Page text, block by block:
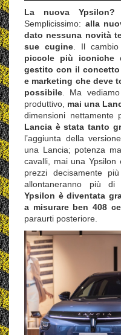
La nuova
Semplicissimo: alla
dato nessuna novità
sue cugine . Il
piccole più iconiche
gestito con il
e marketing che deve
possibile . Ma
produttivo, mai una
dimensioni nettamente
Lancia è stata tanto
l’aggiunta della
una Lancia; potenza
cavalli, mai una
prezzi decisamente
allontaneranno più di
Ypsilon è diventata
a misurare ben 408
paraurti posteriore.